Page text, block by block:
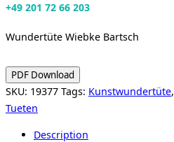
+49 201 72 66 203
Wundertüte Wiebke Bartsch
PDF Download
SKU: 19377 Tags: Kunstwundertüte,
Tueten
Description